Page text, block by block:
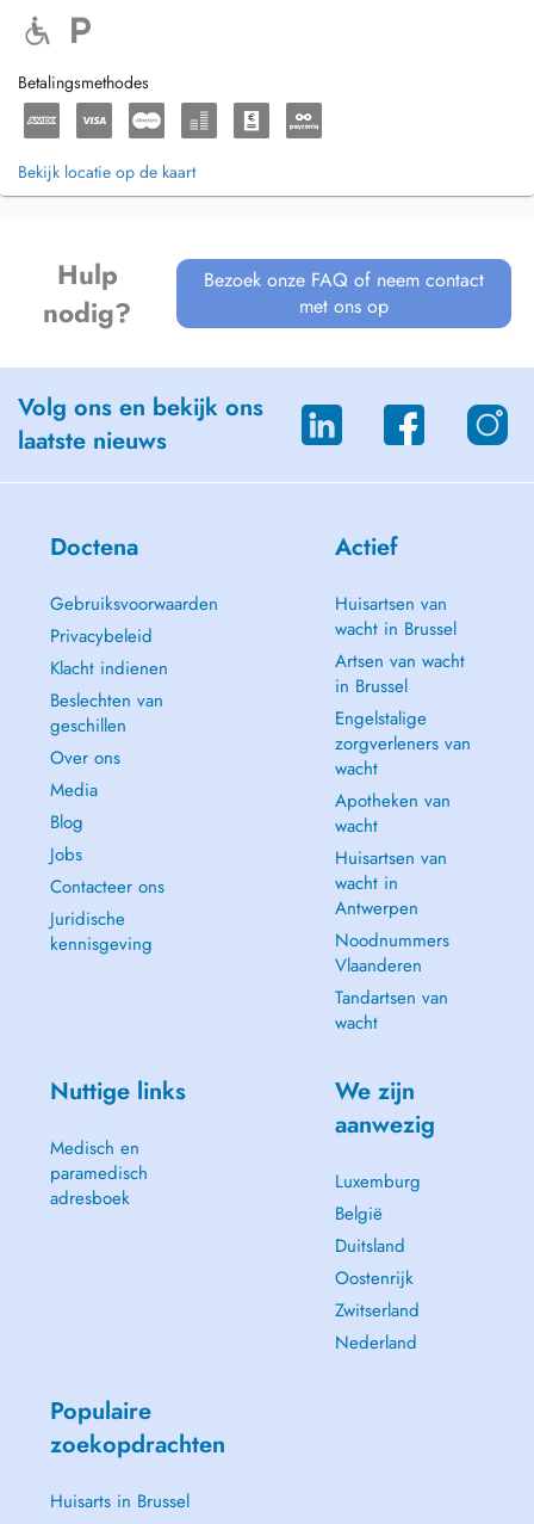
Betalingsmethodes
Bekijk locatie op de kaart
Hulp
nodig?
Bezoek onze FAQ of neem contact
met ons op
Volg ons en bekijk ons
laatste nieuws
Doctena
Gebruiksvoorwaarden
Privacybeleid
Klacht indienen
Beslechten van
geschillen
Over ons
Media
Blog
Jobs
Contacteer ons
Juridische
kennisgeving
Actief
Huisartsen van
wacht in Brussel
Artsen van wacht
in Brussel
Engelstalige
zorgverleners van
wacht
Apotheken van
wacht
Huisartsen van
wacht in
Antwerpen
Noodnummers
Vlaanderen
Tandartsen van
wacht
Nuttige links
Medisch en
paramedisch
adresboek
We zijn
aanwezig
Luxemburg
België
Duitsland
Oostenrijk
Zwitserland
Nederland
Populaire
zoekopdrachten
Huisarts in Brussel